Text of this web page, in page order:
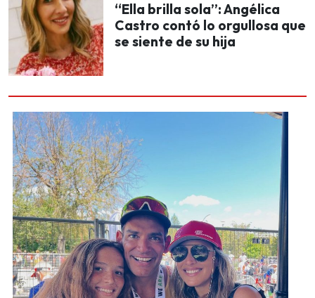
“Ella brilla sola”: Angélica
Castro contó lo orgullosa que
se siente de su hija